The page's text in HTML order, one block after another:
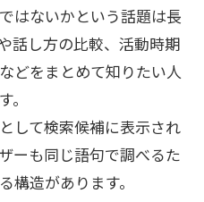
はないかという話題は長
話し方の比較、活動時期
どをまとめて知りたい人
して検索候補に表示され
ーも同じ語句で調べるた
構造があります。